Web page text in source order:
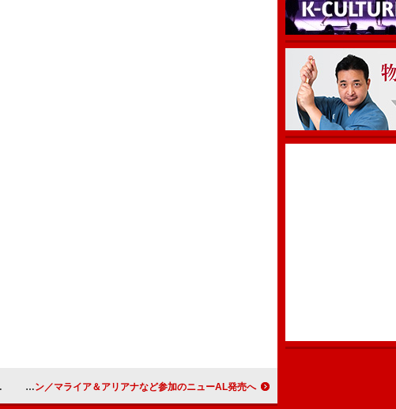
バーブラ・ストライサンド、P・マッカートニー／B・ディラン／マライア＆アリアナなど参加のニューAL発売へ